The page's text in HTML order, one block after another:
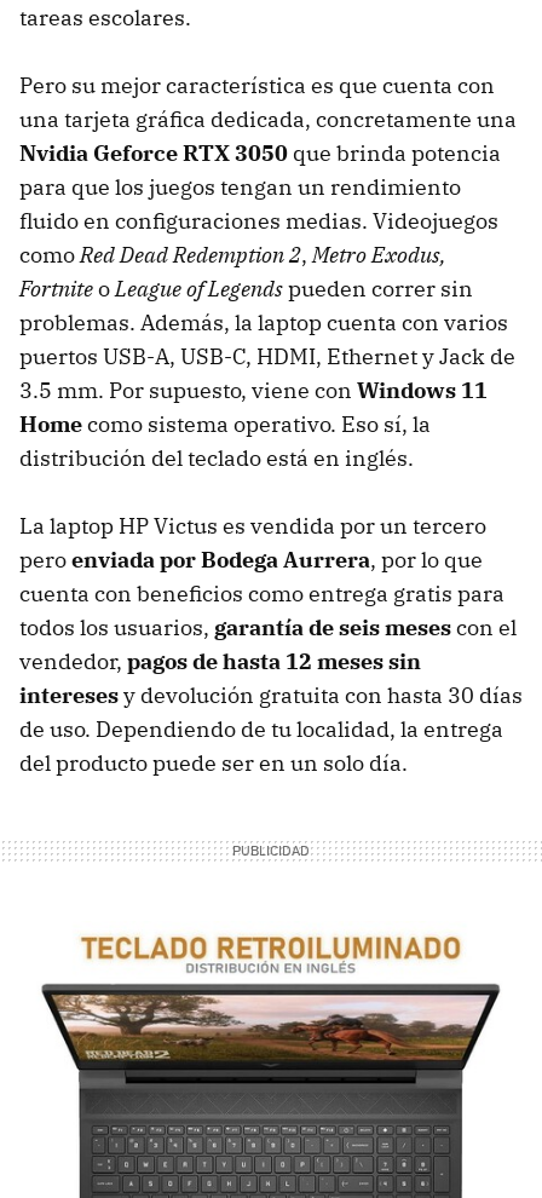
tareas escolares.
Pero su mejor característica es que cuenta con
una tarjeta gráfica dedicada, concretamente una
Nvidia Geforce RTX 3050 que brinda potencia
para que los juegos tengan un rendimiento
fluido en configuraciones medias. Videojuegos
comoRed Dead Redemption 2,Metro Exodus,
FortniteoLeague of Legendspueden correr sin
problemas. Además, la laptop cuenta con varios
puertos USB-A, USB-C, HDMI, Ethernet y Jack de
3.5 mm. Por supuesto, viene con Windows 11
Homecomo sistema operativo. Eso sí, la
distribución del teclado está en inglés.
La laptop HP Victus es vendida por un tercero
peroenviada por Bodega Aurrera, por lo que
cuenta con beneficios como entrega gratis para
todos los usuarios, garantía de seis mesescon el
vendedor, pagos de hasta 12 meses sin
interesesy devolución gratuita con hasta 30 días
de uso. Dependiendo de tu localidad, la entrega
del producto puede ser en un solo día.